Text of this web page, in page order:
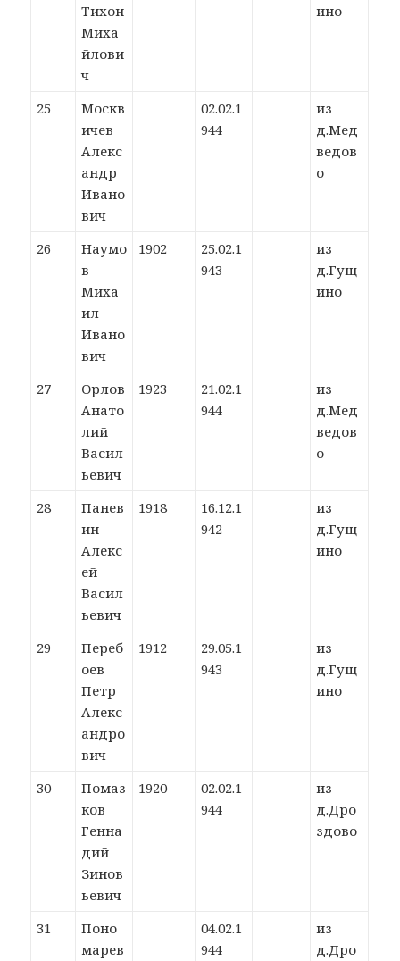
Тихон
Миха
йлови
ч
ино
25
Москв
ичев
Алекс
андр
Ивано
вич
02.02.1
944
из
д.Мед
ведов
о
26
Наумо
в
Миха
ил
Ивано
вич
1902
25.02.1
943
из
д.Гущ
ино
27
Орлов
Анато
лий
Васил
ьевич
1923
21.02.1
944
из
д.Мед
ведов
о
28
Панев
ин
Алекс
ей
Васил
ьевич
1918
16.12.1
942
из
д.Гущ
ино
29
Переб
оев
Петр
Алекс
андро
вич
1912
29.05.1
943
из
д.Гущ
ино
30
Помаз
ков
Генна
дий
Зинов
ьевич
1920
02.02.1
944
из
д.Дро
здово
31
Поно
марев
04.02.1
944
из
д.Дро